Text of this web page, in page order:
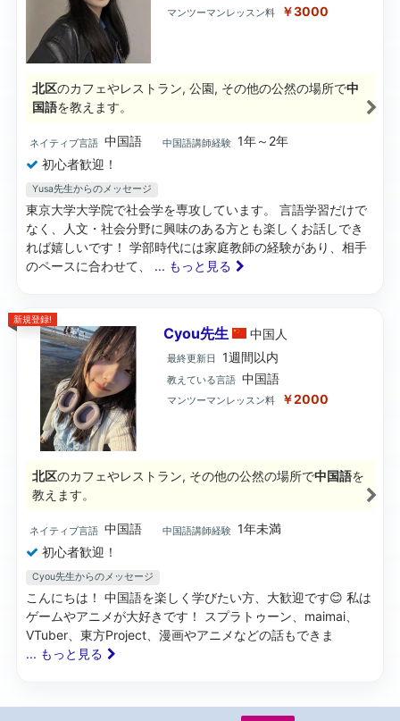
マンツーマンレッスン料 ￥3000
北区のカフェやレストラン, 公園, その他の公然の場所で中
国語を教えます。
ネイティブ言語 中国語 中国語講師経験 1年～2年
初心者歓迎！
Yusa先生からのメッセージ
東京大学大学院で社会学を専攻しています。 言語学習だけで
なく、人文・社会分野に興味のある方とも楽しくお話しでき
れば嬉しいです！ 学部時代には家庭教師の経験があり、相手
のペースに合わせて、 ... もっと見る
新規登録!
Cyou先生 中国 人
最終更新日 1週間以内
教えている言語 中国語
マンツーマンレッスン料 ￥2000
北区のカフェやレストラン, その他の公然の場所で中国語を
教えます。
ネイティブ言語 中国語 中国語講師経験 1年未満
初心者歓迎！
Cyou先生からのメッセージ
こんにちは！ 中国語を楽しく学びたい方、大歓迎です😊 私は
ゲームやアニメが大好きです！ スプラトゥーン、maimai、
VTuber、東方Project、漫画やアニメなどの話もできま
... もっと見る